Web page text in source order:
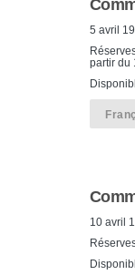
5 avril
partir du
10 avril